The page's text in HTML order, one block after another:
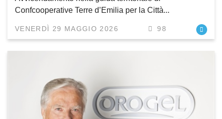
Confcooperative Terre d’Emilia per la Città...
VENERDÌ 29 MAGGIO 2026 98